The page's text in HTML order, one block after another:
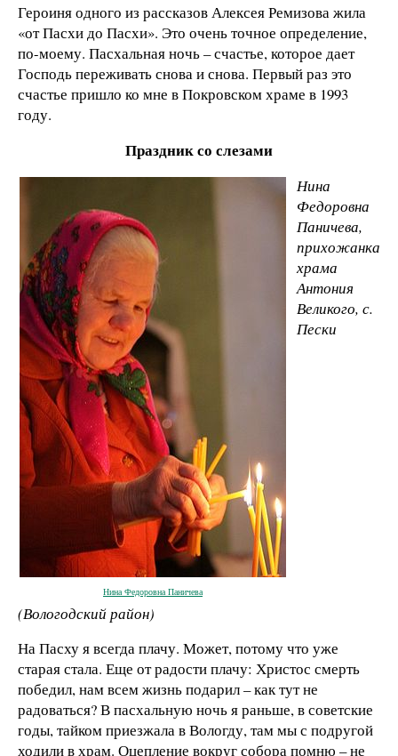
Героиня одного из рассказов Алексея Ремизова жила
«от Пасхи до Пасхи». Это очень точное определение,
по-моему. Пасхальная ночь – счастье, которое дает
Господь переживать снова и снова. Первый раз это
счастье пришло ко мне в Покровском храме в 1993
году.
Праздник со слезами
Нина Федоровна Паничева
Нина
Федоровна
Паничева,
прихожанка
храма
Антония
Великого, с.
Пески
(Вологодский район)
На Пасху я всегда плачу. Может, потому что уже
старая стала. Еще от радости плачу: Христос смерть
победил, нам всем жизнь подарил – как тут не
радоваться? В пасхальную ночь я раньше, в советские
годы, тайком приезжала в Вологду, там мы с подругой
ходили в храм. Оцепление вокруг собора помню – не